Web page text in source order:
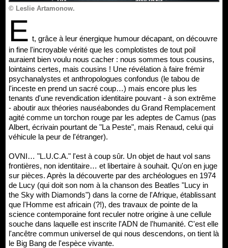
© Leslie Artamonow.
E t, grâce à leur énergique humour décapant, on découvre
in fine l'incroyable vérité que les complotistes de tout poil
auraient bien voulu nous cacher : nous sommes tous cousins,
lointains certes, mais cousins ! Une révélation à faire frémir
psychanalystes et anthropologues confondus (le tabou de
l'inceste en prend un sacré coup…) mais encore plus les
tenants d'une revendication identitaire pouvant - à son extrême
- aboutir aux théories nauséabondes du Grand Remplacement
agité comme un torchon rouge par les adeptes de Camus (pas
Albert, écrivain pourtant de "La Peste", mais Renaud, celui qui
véhicule la peur de l'étranger).
OVNI… "L.U.C.A." l'est à coup sûr. Un objet de haut vol sans
frontières, non identitaire… et libertaire à souhait. Qu'on en juge
sur pièces. Après la découverte par des archéologues en 1974
de Lucy (qui doit son nom à la chanson des Beatles "Lucy in
the Sky with Diamonds") dans la corne de l'Afrique, établissant
que l'Homme est africain (?!), des travaux de pointe de la
science contemporaine font reculer notre origine à une cellule
souche dans laquelle est inscrite l'ADN de l'humanité. C'est elle
l'ancêtre commun universel de qui nous descendons, on tient là
le Big Bang de l'espèce vivante.